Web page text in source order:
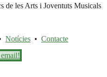
de les Arts i Joventuts Musicals
Notícies • Contacte